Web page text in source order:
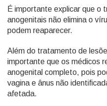
É importante explicar que o
anogenitais não elimina o
podem reaparecer.
Além do tratamento de
importante que os médicos
anogenital completo, pois
vagina e ânus não
afetada.